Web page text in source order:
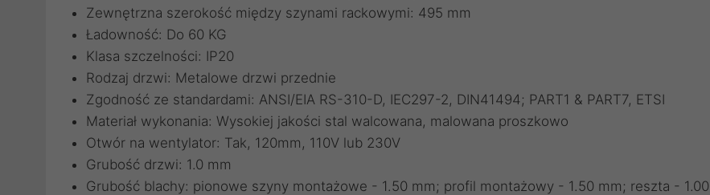
Zewnętrzna szerokość między szynami rackowymi: 495 mm
Ładowność: Do 60 KG
Klasa szczelności: IP20
Rodzaj drzwi: Metalowe drzwi przednie
Zgodność ze standardami: ANSI/EIA RS-310-D, IEC297-2, DIN41494; PART1 & PART7, ETSI
Materiał wykonania: Wysokiej jakości stal walcowana, malowana proszkowo
Otwór na wentylator: Tak, 120mm, 110V lub 230V
Grubość drzwi: 1.0 mm
Grubość blachy: pionowe szyny montażowe - 1.50 mm; profil montażowy - 1.50 mm; reszta - 1.00